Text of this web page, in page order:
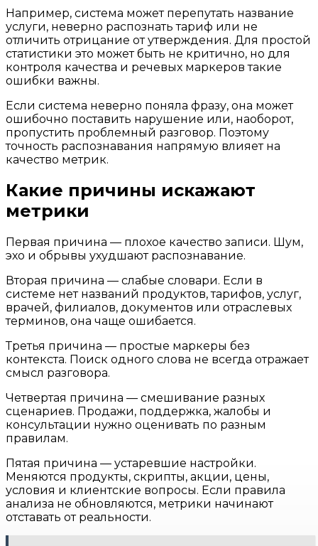
Например, система может перепутать название
услуги, неверно распознать тариф или не
отличить отрицание от утверждения. Для простой
статистики это может быть не критично, но для
контроля качества и речевых маркеров такие
ошибки важны.
Если система неверно поняла фразу, она может
ошибочно поставить нарушение или, наоборот,
пропустить проблемный разговор. Поэтому
точность распознавания напрямую влияет на
качество метрик.
Какие причины искажают
метрики
Первая причина — плохое качество записи. Шум,
эхо и обрывы ухудшают распознавание.
Вторая причина — слабые словари. Если в
системе нет названий продуктов, тарифов, услуг,
врачей, филиалов, документов или отраслевых
терминов, она чаще ошибается.
Третья причина — простые маркеры без
контекста. Поиск одного слова не всегда отражает
смысл разговора.
Четвертая причина — смешивание разных
сценариев. Продажи, поддержка, жалобы и
консультации нужно оценивать по разным
правилам.
Пятая причина — устаревшие настройки.
Меняются продукты, скрипты, акции, цены,
условия и клиентские вопросы. Если правила
анализа не обновляются, метрики начинают
отставать от реальности.